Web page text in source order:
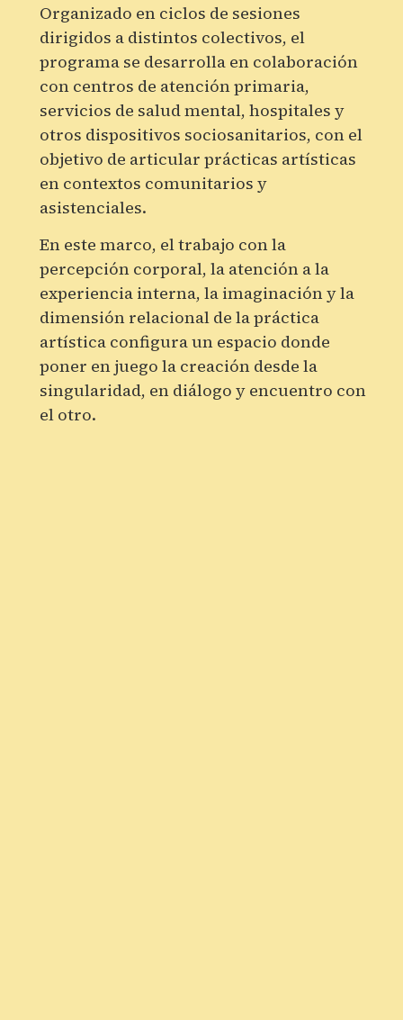
Organizado en ciclos de sesiones
dirigidos a distintos colectivos, el
programa se desarrolla en colaboración
con centros de atención primaria,
servicios de salud mental, hospitales y
otros dispositivos sociosanitarios, con el
objetivo de articular prácticas artísticas
en contextos comunitarios y
asistenciales.
En este marco, el trabajo con la
percepción corporal, la atención a la
experiencia interna, la imaginación y la
dimensión relacional de la práctica
artística configura un espacio donde
poner en juego la creación desde la
singularidad, en diálogo y encuentro con
el otro.